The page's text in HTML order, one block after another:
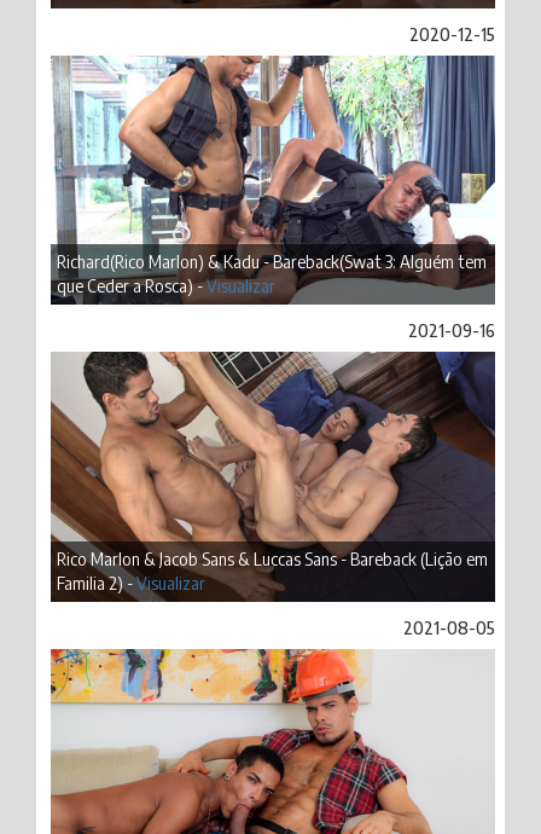
2020-12-15
Richard(Rico Marlon) & Kadu - Bareback(Swat 3: Alguém tem
que Ceder a Rosca) -Visualizar
2021-09-16
Rico Marlon & Jacob Sans & Luccas Sans - Bareback (Lição em
Familia 2) -Visualizar
2021-08-05